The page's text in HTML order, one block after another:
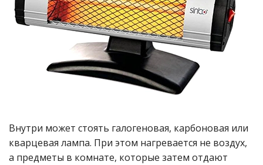
Внутри может стоять галогеновая, карбоновая или
кварцевая лампа. При этом нагревается не воздух,
а предметы в комнате, которые затем отдают